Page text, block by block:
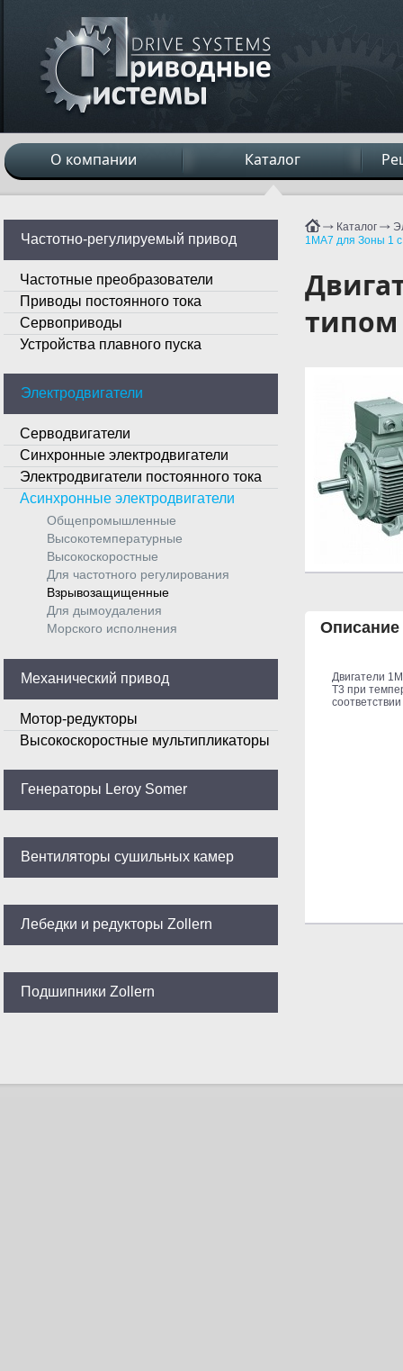
О компании Каталог
Каталог
1MA7 для Зоны 1
типом
Описание
Двигатели
T3 при
Частотно-регулируемый привод
Частотные преобразователи
Приводы постоянного тока
Сервоприводы
Устройства плавного пуска
Электродвигатели
Серводвигатели
Синхронные электродвигатели
Электродвигатели постоянного тока
Асинхронные электродвигатели
Общепромышленные
Высокотемпературные
Высокоскоростные
Для частотного регулирования
Взрывозащищенные
Для дымоудаления
Морского исполнения
Механический привод
Мотор-редукторы
Высокоскоростные мультипликаторы
Генераторы Leroy Somer
Вентиляторы сушильных камер
Лебедки и редукторы Zollern
Подшипники Zollern